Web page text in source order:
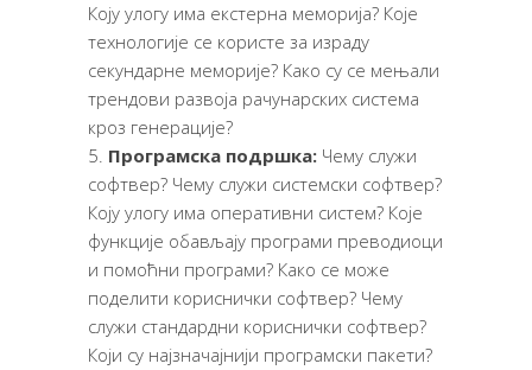
Коју улогу има екстерна меморија? Које
технологије се користе за израду
секундарне меморије? Како су се мењали
трендови развоја рачунарских система
кроз генерације?
Програмска подршка: Чему служи
софтвер? Чему служи системски софтвер?
Коју улогу има оперативни систем? Које
функције обављају програми преводиоци
и помоћни програми? Како се може
поделити кориснички софтвер? Чему
служи стандардни кориснички софтвер?
Који су најзначајнији програмски пакети?